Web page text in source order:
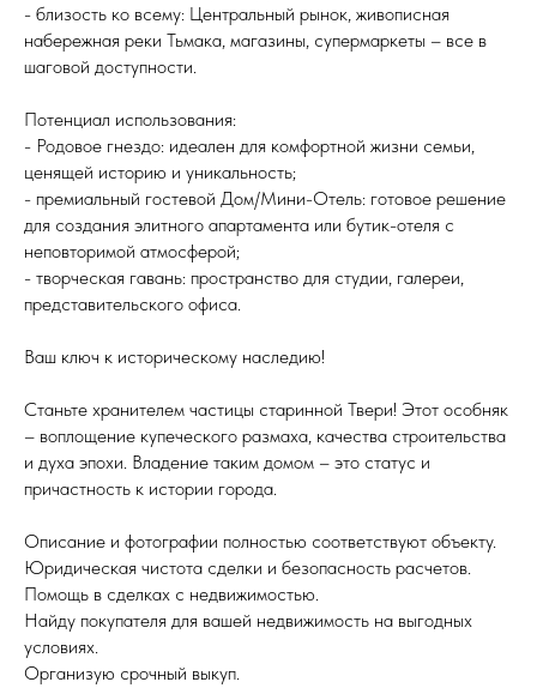
- близость ко всему: Центральный рынок, живописная
набережная реки Тьмака, магазины, супермаркеты – все в
шаговой доступности.
Потенциал использования:
- Родовое гнездо: идеален для комфортной жизни семьи,
ценящей историю и уникальность;
- премиальный гостевой Дом/Мини-Отель: готовое решение
для создания элитного апартамента или бутик-отеля с
неповторимой атмосферой;
- творческая гавань: пространство для студии, галереи,
представительского офиса.
Ваш ключ к историческому наследию!
Станьте хранителем частицы старинной Твери! Этот особняк
– воплощение купеческого размаха, качества строительства
и духа эпохи. Владение таким домом – это статус и
причастность к истории города.
Описание и фотографии полностью соответствуют объекту.
Юридическая чистота сделки и безопасность расчетов.
Помощь в сделках с недвижимостью.
Найду покупателя для вашей недвижимость на выгодных
условиях.
Организую срочный выкуп.